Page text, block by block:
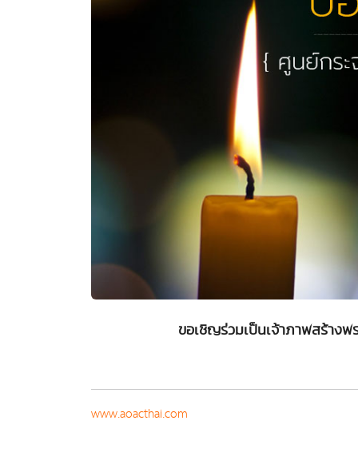
ขอเชิญร่วมเป็นเจ้าภาพสร้าง
www.aoacthai.com